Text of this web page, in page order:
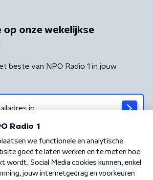
op onze wekelijkse
beste van NPO Radio 1 in jouw